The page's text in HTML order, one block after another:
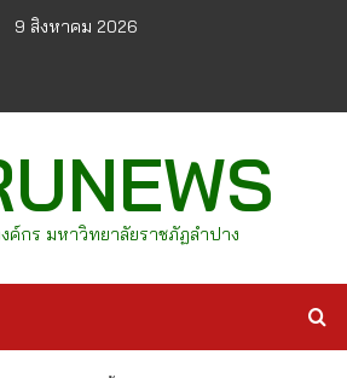
9 สิงหาคม 2026
ค์กร มหาวิทยาลัยราชภัฏลำปาง